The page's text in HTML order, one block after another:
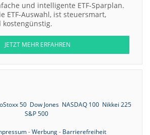
und intelligente ETF-Sparplan.
ETF-Auswahl, ist steuersmart,
JETZT MEHR ERFAHREN
50 Dow Jones NASDAQ 100 Nikkei 225
S&P 500
-Werbung- Barrierefreiheit